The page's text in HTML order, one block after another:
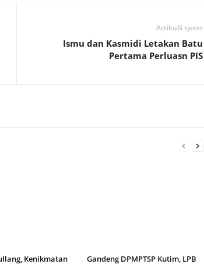
Artikulli tjetër
Ismu dan Kasmidi Letakan Batu
Pertama Perluasn PIS
Kenikmatan
Gandeng DPMPTSP Kutim, LPB